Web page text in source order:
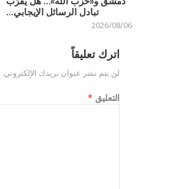
تبادل الرسائل الإيجابي...
2026/08/06
اترك تعليقاً
لن يتم نشر عنوان بريدك الإلكتروني.
التعليق *